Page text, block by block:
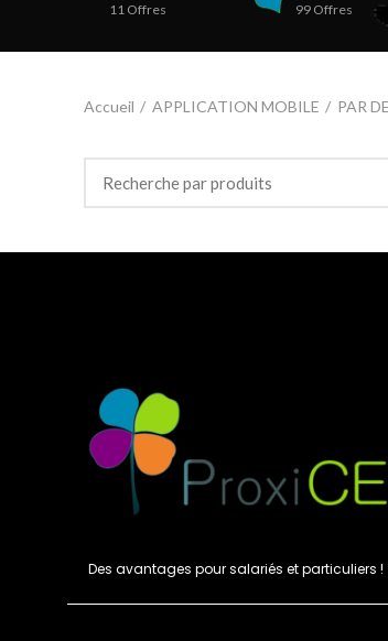
11 Offres 99 Offres
Accueil APPLICATION MOBILE PAR
Des avantages pour salariés et particuliers !